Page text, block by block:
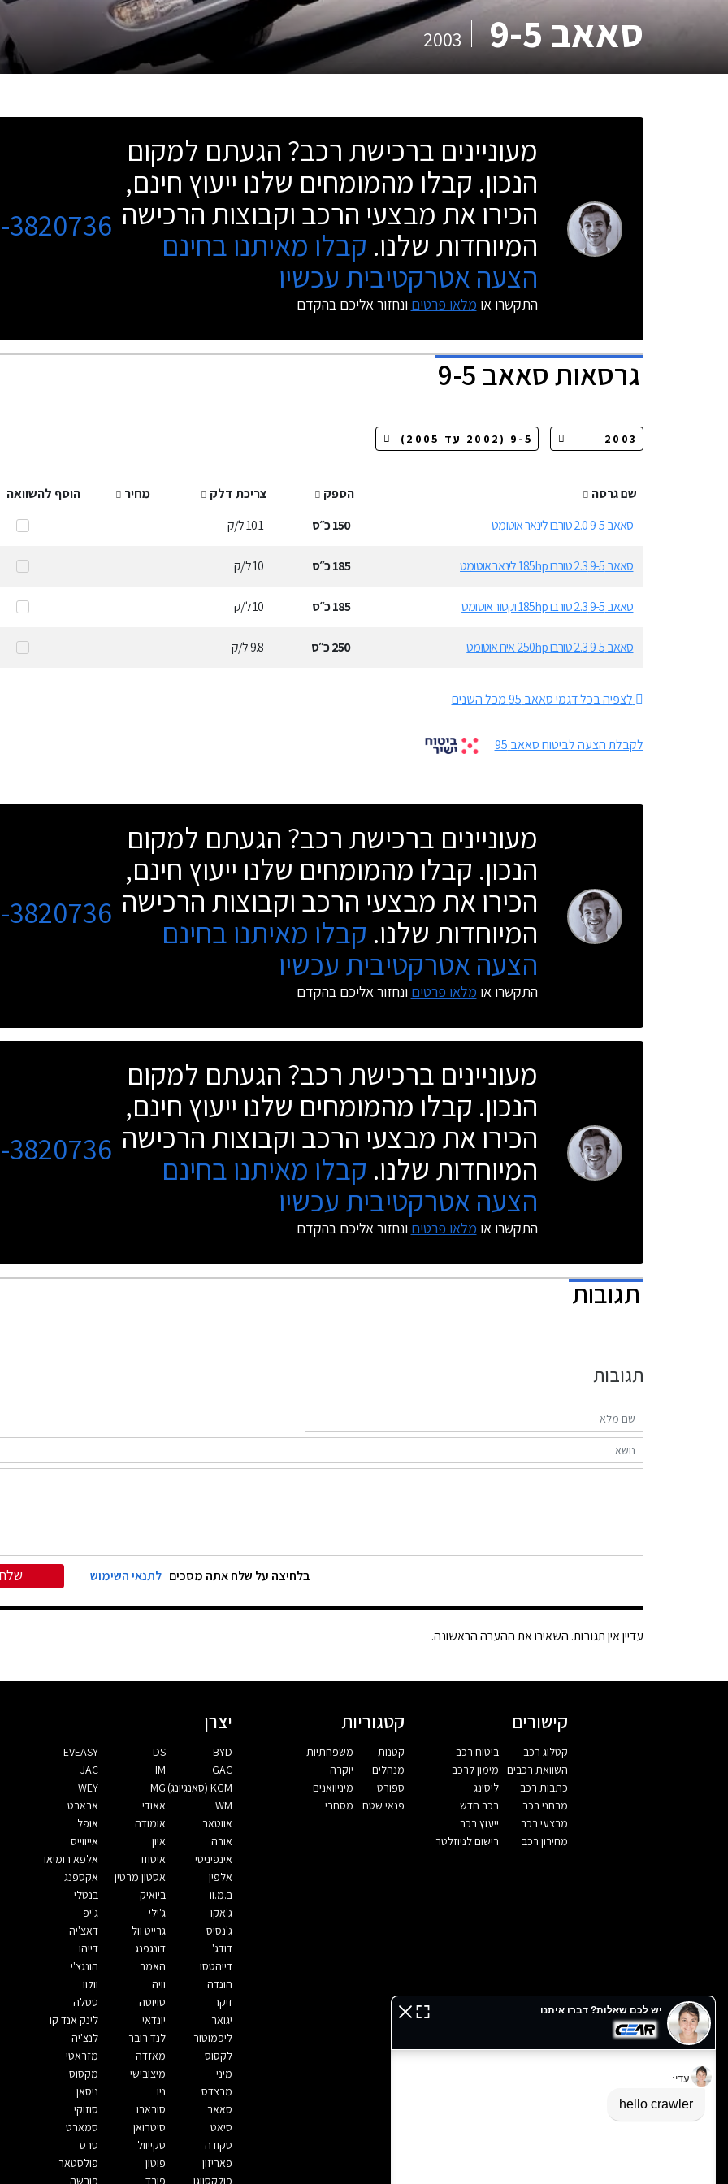
סאאב 9-5 2003
מעוניינים ברכישת רכב? הגעתם למקום
הנכון. קבלו מהמומחים שלנו ייעוץ חינם,
הכירו את מבצעי הרכב וקבוצות הרכישה
המיוחדות שלנו. קבלו מאיתנו בחינם
הצעה אטרקטיבית עכשיו
התקשרו או מלאו פרטים ונחזור אליכם בהקדם
3820736
גרסאותסאאב 9-5
שם גרסה הספק צריכת דלק מחיר
הוסף להשוואה
סאאב 9-5 2.0 טורבו לינאר אוטומט
150כ״ס 10.1ל/ק
סאאב 9-5 2.3 טורבו 185hp לינאר אוטומט 185כ״ס 10ל/ק
סאאב 9-5 2.3 טורבו 185hp וקטור אוטומט 185כ״ס 10ל/ק
סאאב 9-5 2.3 טורבו 250hp אירו אוטומט 250כ״ס 9.8ל/ק
לצפיה בכל דגמי סאאב 95 מכל השנים
לקבלת הצעה לביטוח סאאב 95
מעוניינים ברכישת רכב? הגעתם למקום
הנכון. קבלו מהמומחים שלנו ייעוץ חינם,
הכירו את מבצעי הרכב וקבוצות הרכישה
המיוחדות שלנו. קבלו מאיתנו בחינם
הצעה אטרקטיבית עכשיו
התקשרו או מלאו פרטים ונחזור אליכם בהקדם
3820736
מעוניינים ברכישת רכב? הגעתם למקום
הנכון. קבלו מהמומחים שלנו ייעוץ חינם,
הכירו את מבצעי הרכב וקבוצות הרכישה
המיוחדות שלנו. קבלו מאיתנו בחינם
הצעה אטרקטיבית עכשיו
התקשרו או מלאו פרטים ונחזור אליכם בהקדם
3820736
תגובות
תגובות
בלחיצה על שלח אתה מסכים לתנאי השימוש
עדיין אין תגובות. השאירו את ההערה הראשונה.
קישורים
קטלוג רכב
השוואת רכבים
כתבות רכב
מבחני רכב
מבצעי רכב
מחירון רכב
ביטוח רכב
מימון לרכב
ליסינג
רכב חדש
ייעוץ רכב
רישום לניוזלטר
קטגוריות
קטנות
מנהלים
ספורט
פנאי שטח
משפחתיות
יוקרה
מיניוואנים
מסחרי
יצרן
BYD
DS
EVEASY
GAC
IM
JAC
KGM (סאנגיונג)
MG
WEY
WM
אאודי
אבארט
אווטאר
אומודה
אופל
אורה
איון
אייווייס
אינפיניטי
איסוזו
אלפא רומיאו
אלפין
אסטון מרטין
אקספנג
ב.מ.וו
ביואיק
בנטלי
ג'אקו
ג'ילי
ג'יפ
ג'נסיס
גרייט וול
דאצ'יה
דודג'
דונגפנג
דייהו
דייהטסו
האמר
הונגצ'י
הונדה
וויה
וולוו
זיקר
טויוטה
טסלה
יגואר
יונדאי
לינק אנד קו
ליפמוטור
לנד רובר
לנצ'יה
לקסוס
מאזדה
מזראטי
מיני
מיצובישי
מקסוס
מרצדס
ניו
ניסאן
סאאב
סובארו
סוזוקי
סיאט
סיטרואן
סמארט
סקודה
סקייוול
סרס
פאריזון
פוטון
פולסטאר